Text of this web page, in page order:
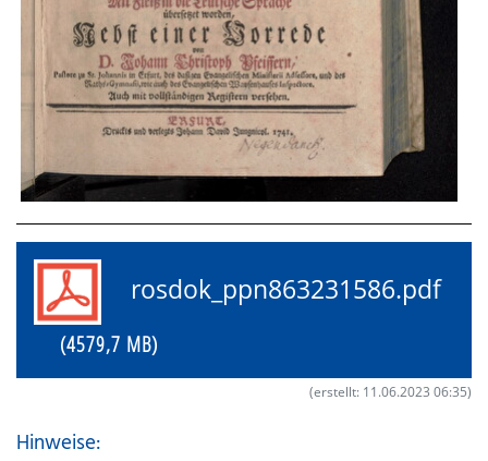
rosdok_ppn863231586.pdf
(4579,7 MB)
(erstellt: 11.06.2023 06:35)
Hinweise: